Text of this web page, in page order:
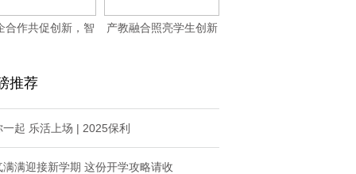
合作共促创新，智
产教融合照亮学生创新
推荐
一起 乐活上场 | 2025保利
满满迎接新学期 这份开学攻略请收